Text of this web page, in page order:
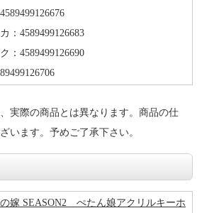
：4589499126683
：4589499126690
実際の商品とは異なります。商品の仕
います。予めご了承下さい。
嫁 SEASON2 ぺたん娘アクリルキーホ